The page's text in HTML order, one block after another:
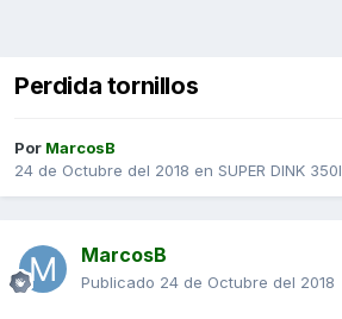
Perdida tornillos
Por MarcosB
24 de Octubre del 2018 en SUPER DINK 350I
MarcosB
Publicado 24 de Octubre del 2018